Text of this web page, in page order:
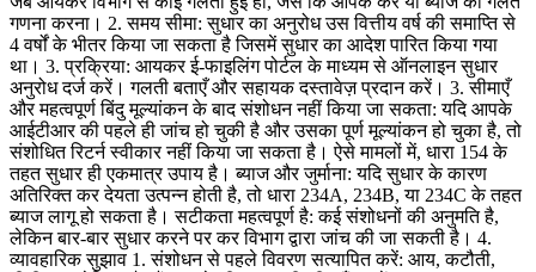
गणना करना। 2. समय सीमा: सुधार का अनुरोध उस वित्तीय वर्ष की समाप्ति से
4 वर्षों के भीतर किया जा सकता है जिसमें सुधार का आदेश पारित किया गया
था। 3. प्रक्रिया: आयकर ई-फाइलिंग पोर्टल के माध्यम से ऑनलाइन सुधार
अनुरोध दर्ज करें। गलती बताएँ और सहायक दस्तावेज़ प्रदान करें। 3. सीमाएँ
और महत्वपूर्ण बिंदु मूल्यांकन के बाद संशोधन नहीं किया जा सकता: यदि आपके
आईटीआर की पहले ही जांच हो चुकी है और उसका पूर्ण मूल्यांकन हो चुका है, तो
संशोधित रिटर्न स्वीकार नहीं किया जा सकता है। ऐसे मामलों में, धारा 154 के
तहत सुधार ही एकमात्र उपाय है। ब्याज और जुर्माना: यदि सुधार के कारण
अतिरिक्त कर देयता उत्पन्न होती है, तो धारा 234A, 234B, या 234C के तहत
ब्याज लागू हो सकता है। सटीकता महत्वपूर्ण है: कई संशोधनों की अनुमति है,
लेकिन बार-बार सुधार करने पर कर विभाग द्वारा जांच की जा सकती है। 4.
व्यावहारिक सुझाव 1. संशोधन से पहले विवरण सत्यापित करें: आय, कटौती,